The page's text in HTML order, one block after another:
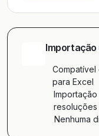
Importação
para Excel
resoluções
Nenhuma